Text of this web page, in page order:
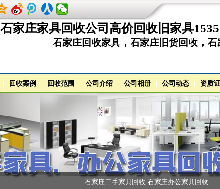
石家庄家具回收公司高价回收旧家具
石家庄回收家具，石家庄旧货回收，
回收案例 回收范围 公司介绍 公司相册 公司动态 资质
石家庄二手家具回收 石家庄办公家具回收